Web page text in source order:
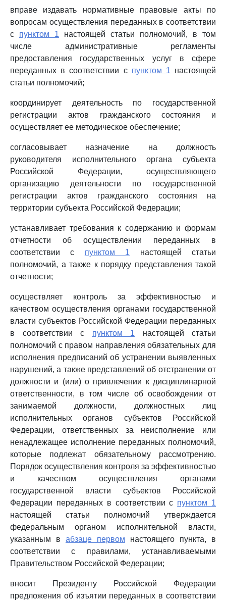
вправе издавать нормативные правовые акты по
вопросам осуществления переданных в соответствии
с пунктом 1 настоящей статьи полномочий, в том
числе административные регламенты
предоставления государственных услуг в сфере
переданных в соответствии с пунктом 1 настоящей
статьи полномочий;
координирует деятельность по государственной
регистрации актов гражданского состояния и
осуществляет ее методическое обеспечение;
согласовывает назначение на должность
руководителя исполнительного органа субъекта
Российской Федерации, осуществляющего
организацию деятельности по государственной
регистрации актов гражданского состояния на
территории субъекта Российской Федерации;
устанавливает требования к содержанию и формам
отчетности об осуществлении переданных в
соответствии с пунктом 1 настоящей статьи
полномочий, а также к порядку представления такой
отчетности;
осуществляет контроль за эффективностью и
качеством осуществления органами государственной
власти субъектов Российской Федерации переданных
в соответствии с пунктом 1 настоящей статьи
полномочий с правом направления обязательных для
исполнения предписаний об устранении выявленных
нарушений, а также представлений об отстранении от
должности и (или) о привлечении к дисциплинарной
ответственности, в том числе об освобождении от
занимаемой должности, должностных лиц
исполнительных органов субъектов Российской
Федерации, ответственных за неисполнение или
ненадлежащее исполнение переданных полномочий,
которые подлежат обязательному рассмотрению.
Порядок осуществления контроля за эффективностью
и качеством осуществления органами
государственной власти субъектов Российской
Федерации переданных в соответствии с пунктом 1
настоящей статьи полномочий утверждается
федеральным органом исполнительной власти,
указанным в абзаце первом настоящего пункта, в
соответствии с правилами, устанавливаемыми
Правительством Российской Федерации;
вносит Президенту Российской Федерации
предложения об изъятии переданных в соответствии